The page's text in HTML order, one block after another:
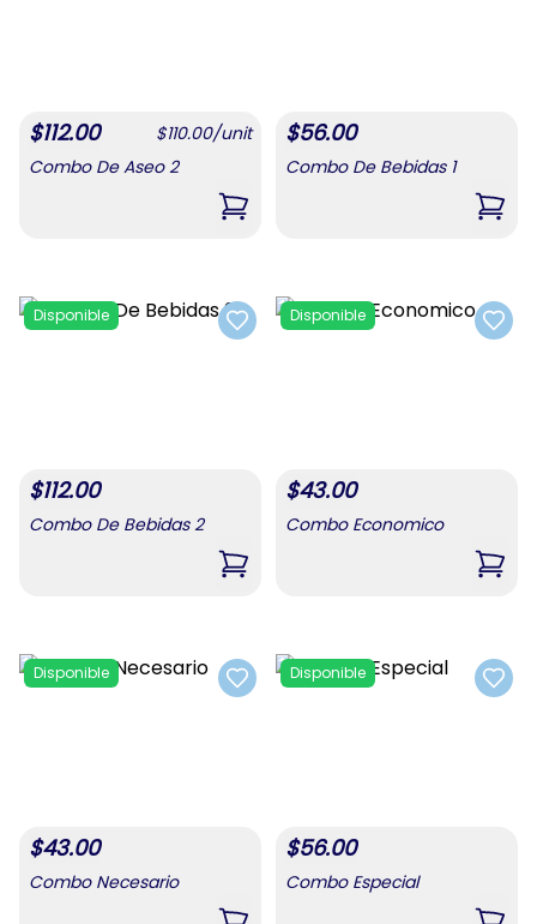
$112.00 $110.00/unit
Combo De Aseo 2
,Combo De Aseo 2
$56.00
Combo De Bebidas 1
,
Add to favorites
Disponible
$112.00
Combo De Bebidas 2
,Combo De Bebidas 2
Add
Disponible
$43.00
Combo Economico
,
Add to favorites
Disponible
$43.00
Combo Necesario
Add
Disponible
$56.00
Combo Especial